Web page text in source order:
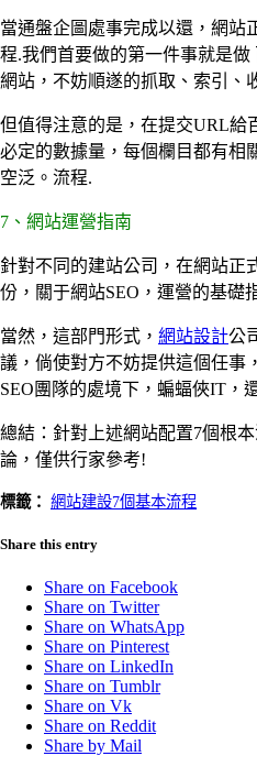
當通盤企圖處事完成以還，網站
程.我們首要做的第一件事就是
網站，不妨順遂的抓取、索引、
但值得注意的是，在提交URL給
必定的數據量，每個欄目都有相
空泛。流程.
7、網站運營指南
針對不同的建站公司，在網站正
份，關于網站SEO，運營的基礎
當然，這部門形式， 網站設計公
議，倘使對方不妨提供這個任事
SEO團隊的處境下，蝙蝠俠IT，
總結：針對上述網站配置7個根
論，僅供行家參考!
標籤： 網站建設7個基本流程
Share this entry
Share on Facebook
Share on Twitter
Share on WhatsApp
Share on Pinterest
Share on LinkedIn
Share on Tumblr
Share on Vk
Share on Reddit
Share by Mail